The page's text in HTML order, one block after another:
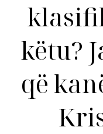
këtu?
që